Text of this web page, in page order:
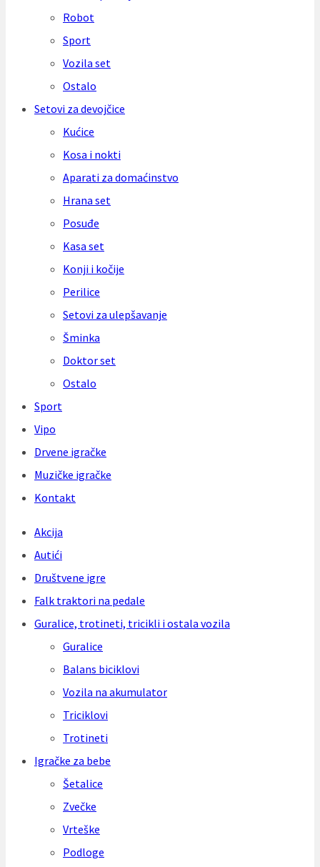
Robot
Sport
Vozila set
Ostalo
Setovi za devojčice
Kućice
Kosa i nokti
Aparati za domaćinstvo
Hrana set
Posuđe
Kasa set
Konji i kočije
Perilice
Setovi za ulepšavanje
Šminka
Doktor set
Ostalo
Sport
Vipo
Drvene igračke
Muzičke igračke
Kontakt
Akcija
Autići
Društvene igre
Falk traktori na pedale
Guralice, trotineti, tricikli i ostala vozila
Guralice
Balans biciklovi
Vozila na akumulator
Triciklovi
Trotineti
Igračke za bebe
Šetalice
Zvečke
Vrteške
Podloge